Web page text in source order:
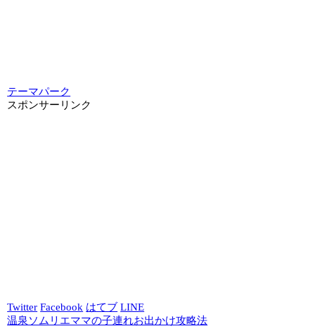
テーマパーク
スポンサーリンク
Twitter Facebook はてブ LINE
温泉ソムリエママの子連れお出かけ攻略法